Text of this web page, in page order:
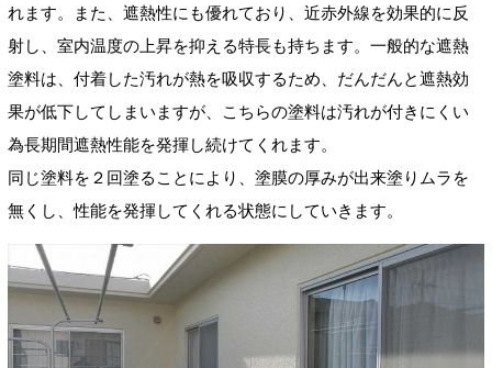
れます。また、遮熱性にも優れており、近赤外線を効果的に反
射し、室内温度の上昇を抑える特長も持ちます。一般的な遮熱
塗料は、付着した汚れが熱を吸収するため、だんだんと遮熱効
果が低下してしまいますが、こちらの塗料は汚れが付きにくい
為長期間遮熱性能を発揮し続けてくれます。
同じ塗料を２回塗ることにより、塗膜の厚みが出来塗りムラを
無くし、性能を発揮してくれる状態にしていきます。